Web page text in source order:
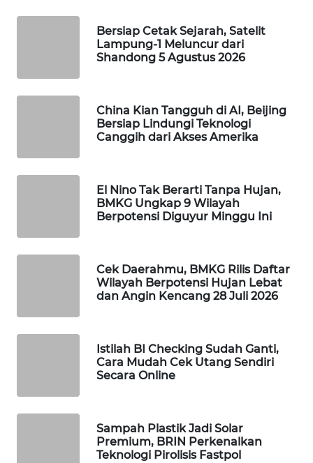
Bersiap Cetak Sejarah, Satelit
Lampung-1 Meluncur dari
Shandong 5 Agustus 2026
China Kian Tangguh di AI, Beijing
Bersiap Lindungi Teknologi
Canggih dari Akses Amerika
El Nino Tak Berarti Tanpa Hujan,
BMKG Ungkap 9 Wilayah
Berpotensi Diguyur Minggu Ini
Cek Daerahmu, BMKG Rilis Daftar
Wilayah Berpotensi Hujan Lebat
dan Angin Kencang 28 Juli 2026
Istilah BI Checking Sudah Ganti,
Cara Mudah Cek Utang Sendiri
Secara Online
Sampah Plastik Jadi Solar
Premium, BRIN Perkenalkan
Teknologi Pirolisis Fastpol
WAHANA
LISTRIK
ID
NET